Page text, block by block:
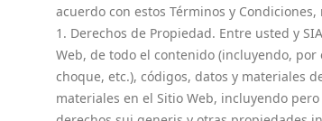
acuerdo con estos Términos y
1. Derechos de Propiedad. Entre usted y
Web, de todo el contenido (incluyendo,
choque, etc.), códigos, datos y materiales
materiales en el Sitio Web, incluyendo